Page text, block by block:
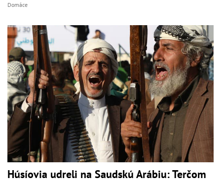
Domáce
Húsíovia udreli na Saudskú Arábiu: Terčom